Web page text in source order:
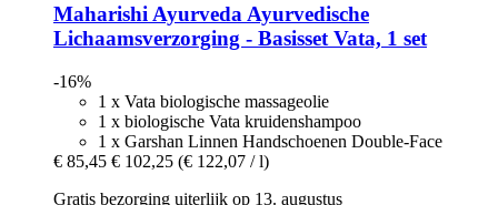
Maharishi Ayurveda Ayurvedische
Lichaamsverzorging -​ Basisset Vata, 1 set
-16%
1 x Vata biologische massageolie
1 x biologische Vata kruidenshampoo
1 x Garshan Linnen Handschoenen Double-Face
€ 85,45 € 102,25 (€ 122,07 / l)
Gratis bezorging uiterlijk op 13. augustus